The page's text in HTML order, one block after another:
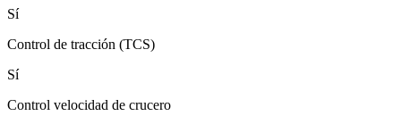
Sí
Control de tracción (TCS)
Sí
Control velocidad de crucero